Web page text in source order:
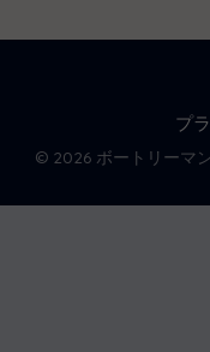
プ
© 2026 ボートリーマ